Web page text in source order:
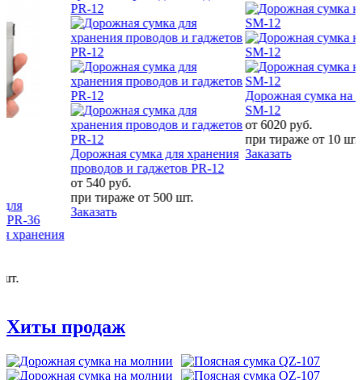
Дорожная сумка для хранения
проводов и гаджетов PR-12
при тираже от500 шт.
Заказать
Дорожная сумка на колесах
SM-12
от 6020руб.
при тираже от10 шт.
Заказать
Хиты продаж